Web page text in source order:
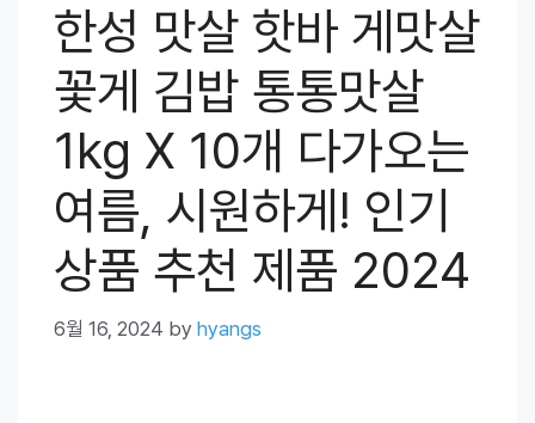
한성 맛살 핫바 게맛살
꽃게 김밥 통통맛살
1kg X 10개 다가오는
여름, 시원하게! 인기
상품 추천 제품 2024
6월 16, 2024 by hyangs